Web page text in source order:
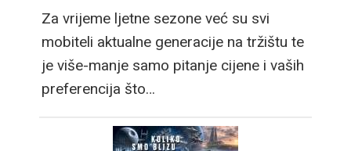
Za vrijeme ljetne sezone već su svi
mobiteli aktualne generacije na tržištu te
je više-manje samo pitanje cijene i vaših
preferencija što…